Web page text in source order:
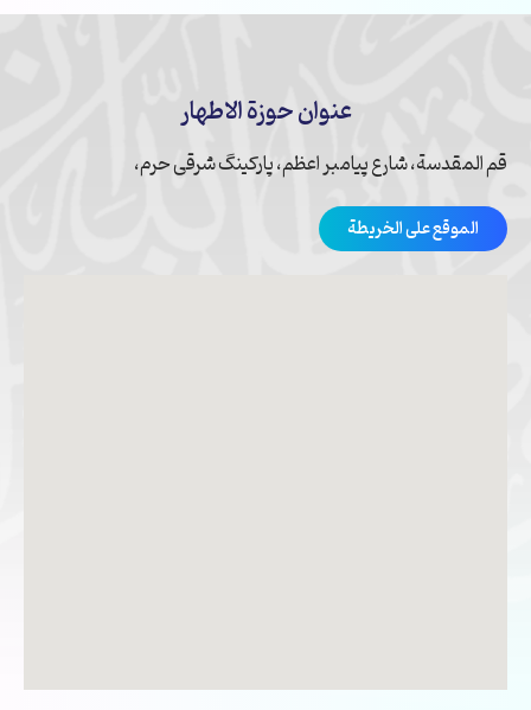
عنوان حوزة الاطهار
قم المقدسة، شارع پیامبر اعظم، پارکینگ شرقی حرم،
الموقع على الخريطة